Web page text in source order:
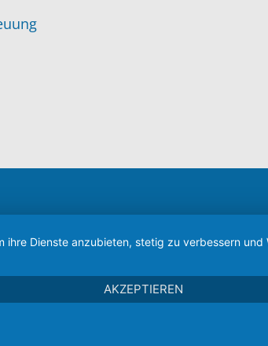
ihre Dienste anzubieten, stetig zu verbessern
AKZEPTIEREN